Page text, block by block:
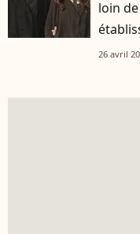
loin
26 avril